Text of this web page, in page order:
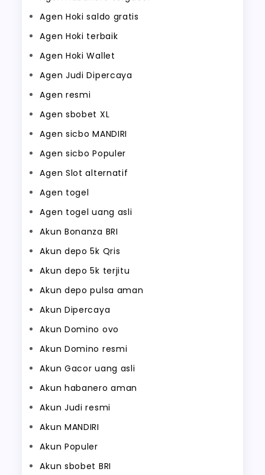
Agen Hoki saldo gratis
Agen Hoki terbaik
Agen Hoki Wallet
Agen Judi Dipercaya
Agen resmi
Agen sbobet XL
Agen sicbo MANDIRI
Agen sicbo Populer
Agen Slot alternatif
Agen togel
Agen togel uang asli
Akun Bonanza BRI
Akun depo 5k Qris
Akun depo 5k terjitu
Akun depo pulsa aman
Akun Dipercaya
Akun Domino ovo
Akun Domino resmi
Akun Gacor uang asli
Akun habanero aman
Akun Judi resmi
Akun MANDIRI
Akun Populer
Akun sbobet BRI